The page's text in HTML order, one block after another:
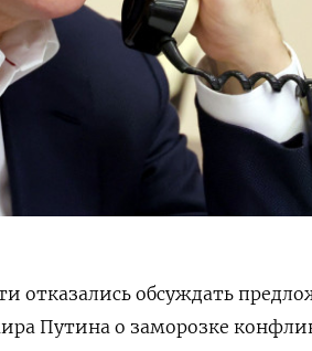
отказались обсуждать
Путина о заморозке